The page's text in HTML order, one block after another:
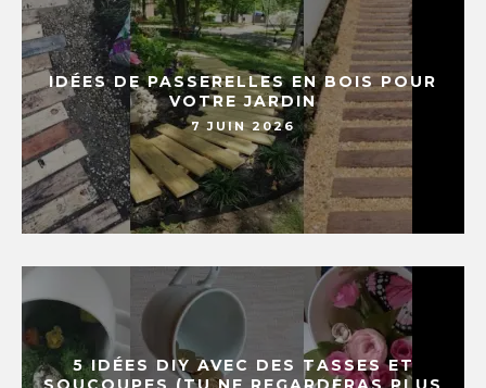
IDÉES DE PASSERELLES EN BOIS POUR
VOTRE JARDIN
7 JUIN 2026
5 IDÉES DIY AVEC DES TASSES ET